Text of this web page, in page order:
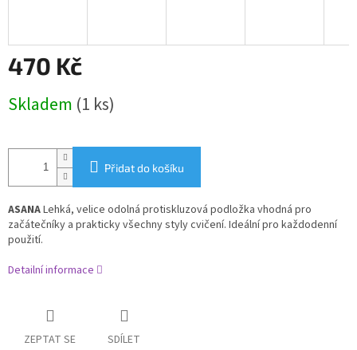
470 Kč
cena:
Skladem (1 ks)
Přidat do košíku
ASANALehká, velice odolná protiskluzová podložka vhodná pro
začátečníky a prakticky všechny styly cvičení. Ideální pro každodenní
použití.
Detailní informace
ZEPTAT SE SDÍLET